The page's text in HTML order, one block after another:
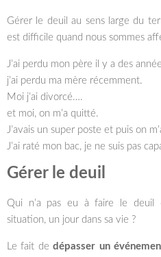
Gérer le deuil au sens large du
est difficile quand nous sommes
J’ai perdu mon père il y a des
j’ai perdu ma mère récemment.
Moi j’ai divorcé….
et moi, on m’a quitté.
J’avais un super poste et puis on
J’ai raté mon bac, je ne suis pas
Gérer le deuil
Qui n’a pas eu à faire le deuil
situation, un jour dans sa vie ?
Le fait dedépasser un